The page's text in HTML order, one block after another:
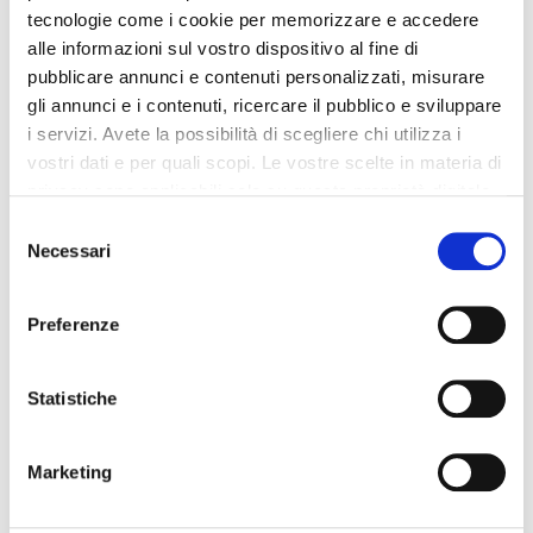
tecnologie come i cookie per memorizzare e accedere
alle informazioni sul vostro dispositivo al fine di
pubblicare annunci e contenuti personalizzati, misurare
gli annunci e i contenuti, ricercare il pubblico e sviluppare
i servizi. Avete la possibilità di scegliere chi utilizza i
vostri dati e per quali scopi. Le vostre scelte in materia di
modificare o revocare il proprio consenso in qualsiasi
momento dalla Dichiarazione sui cookie o facendo clic
raccogliere informazioni sulla tua posizione
geografica, con un'approssimazione di qualche
Identificare il tuo dispositivo, scansionandolo
delNecessari
Preferenze
Statistiche
Marketing
Dettagli del prodotto
Recensioni